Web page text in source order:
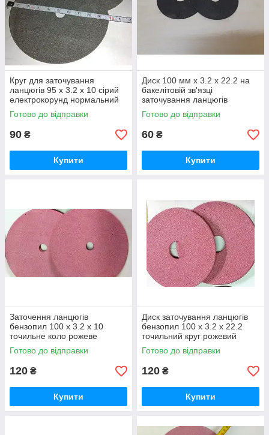
Асортимент кругів для заточування ланцюгів бензопил Вам
пропонує магазин Шліфгруп:
- зовнішніми діаметрами: 100, 105, 145 мм;
- що складаються з електрокорунду нормального — сірого
кольору; білого оксиду алюмінію; хромтитанистого
— диски з посадковим отвором 10 мм, 22.2 мм для
встановлення на вал точильних верстатів.
Круг для заточування
ланцюгів 95 х 3.2 х 10 сірий
електрокорунд нормальний
Готово до відправки
90 ₴
Купити
Диск 100 мм х 3.2 х 22.2 на
бакелітовій зв'язці
заточування ланцюгів
бензопил
Готово до відправки
60 ₴
Купити
Заточення ланцюгів
бензопил 100 х 3.2 х 10
точильне коло рожеве
Готово до відправки
120 ₴
Купити
Диск заточування ланцюгів
бензопил 100 х 3.2 х 22.2
точильний круг рожевий
Готово до відправки
120 ₴
Купити